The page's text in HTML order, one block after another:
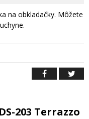
na obkladačky. Môžete
203 Terrazzo